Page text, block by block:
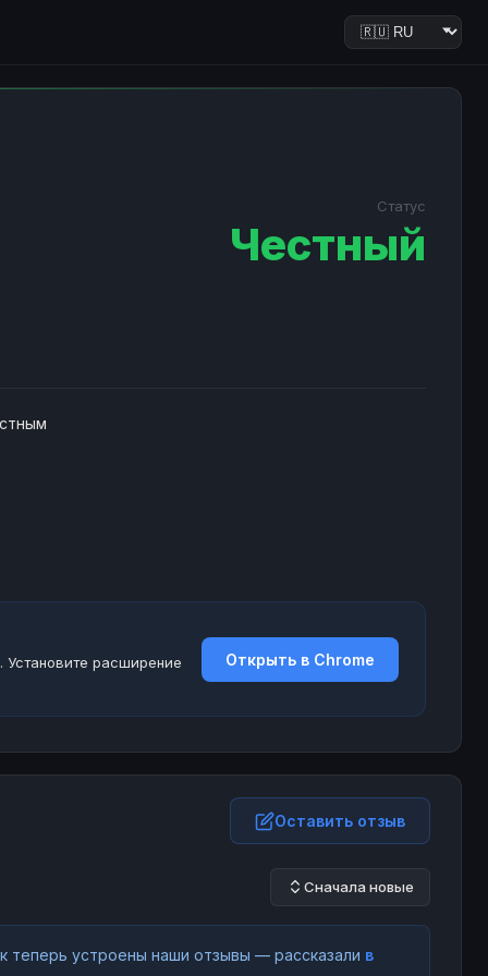
Статус
Честный
Установите расширение
Открыть в Chrome
Оставить отзыв
Сначала новые
теперь устроены наши отзывы — рассказали в